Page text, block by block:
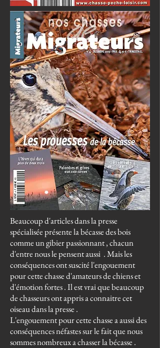
Beaucoup d'articles dans la presse
spécialisée présente la bécasse des bois
comme un gibier passionnant , chacun
d'entre nous le pensent aussi . Mais les
conséquences ont suscité l'engouement
pour cette chasse d'amateurs de chiens et
d'émotion fortes . Il est vrai que beaucoup
de chasseurs ont appris a connaitre cet
oiseau dans la presse .
L'engouement pour cette chasse a aussi des
conséquences néfastes sur le fait que nous
sommes nombreux a chasser la bécasse .